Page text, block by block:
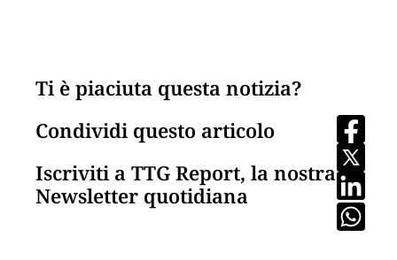
Ti è piaciuta questa notizia?
Condividi questo articolo
Iscriviti a TTG Report, la nostra
Newsletter quotidiana